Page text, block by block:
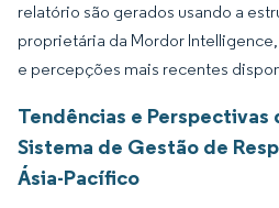
relatório são gerados usando a
proprietária da Mordor
e percepções mais recentes
Tendências e Perspectivas
Sistema de Gestão de
Ásia-Pacífico